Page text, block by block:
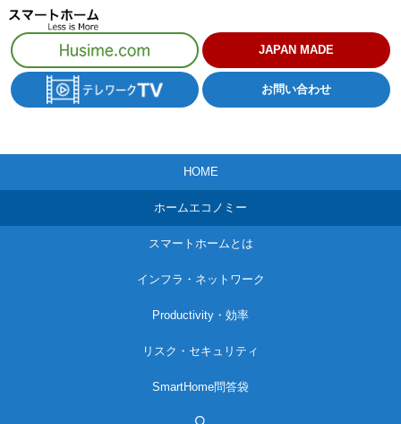
コ
ン
ン
ッ
JAPAN MADE
お問い合わせ
HOME
ホームエコノミー
スマートホームとは
インフラ・ネットワーク
Productivity・効率
リスク・セキュリティ
SmartHome問答袋